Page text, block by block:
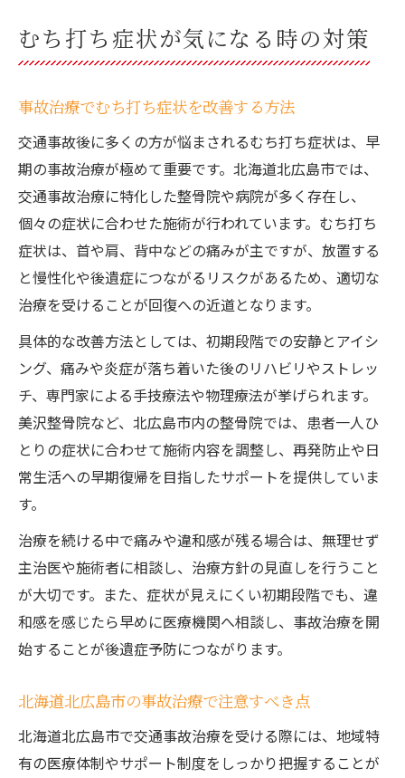
むち打ち症状が気になる時の対策
事故治療でむち打ち症状を改善する方法
交通事故後に多くの方が悩まされるむち打ち症状は、早
期の事故治療が極めて重要です。北海道北広島市では、
交通事故治療に特化した整骨院や病院が多く存在し、
個々の症状に合わせた施術が行われています。むち打ち
症状は、首や肩、背中などの痛みが主ですが、放置する
と慢性化や後遺症につながるリスクがあるため、適切な
治療を受けることが回復への近道となります。
具体的な改善方法としては、初期段階での安静とアイシ
ング、痛みや炎症が落ち着いた後のリハビリやストレッ
チ、専門家による手技療法や物理療法が挙げられます。
美沢整骨院など、北広島市内の整骨院では、患者一人ひ
とりの症状に合わせて施術内容を調整し、再発防止や日
常生活への早期復帰を目指したサポートを提供していま
す。
治療を続ける中で痛みや違和感が残る場合は、無理せず
主治医や施術者に相談し、治療方針の見直しを行うこと
が大切です。また、症状が見えにくい初期段階でも、違
和感を感じたら早めに医療機関へ相談し、事故治療を開
始することが後遺症予防につながります。
北海道北広島市の事故治療で注意すべき点
北海道北広島市で交通事故治療を受ける際には、地域特
有の医療体制やサポート制度をしっかり把握することが